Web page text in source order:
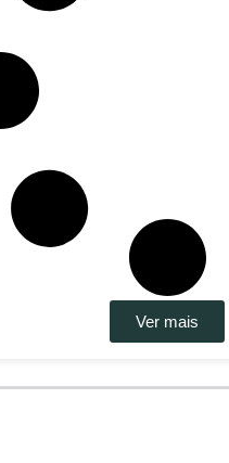
Ver mais